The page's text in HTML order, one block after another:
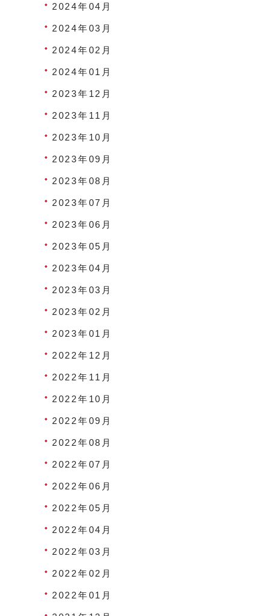
2024年04月
2024年03月
2024年02月
2024年01月
2023年12月
2023年11月
2023年10月
2023年09月
2023年08月
2023年07月
2023年06月
2023年05月
2023年04月
2023年03月
2023年02月
2023年01月
2022年12月
2022年11月
2022年10月
2022年09月
2022年08月
2022年07月
2022年06月
2022年05月
2022年04月
2022年03月
2022年02月
2022年01月